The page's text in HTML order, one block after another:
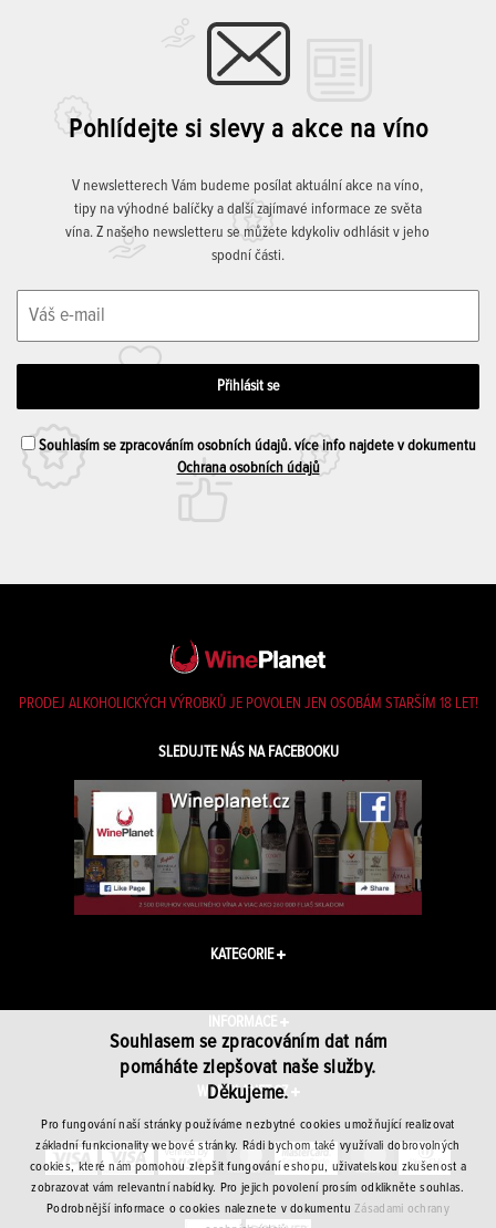
Pohlídejte si slevy a akce na víno
V newsletterech Vám budeme posílat aktuální akce na víno,
tipy na výhodné balíčky a další zajímavé informace ze světa
vína. Z našeho newsletteru se můžete kdykoliv odhlásit v jeho
spodní části.
Souhlasím se zpracováním osobních údajů. více info najdete v dokumentu
Ochrana osobních údajů
PRODEJ ALKOHOLICKÝCH VÝROBKŮ JE POVOLEN JEN OSOBÁM STARŠÍM 18 LET!
SLEDUJTE NÁS NA FACEBOOKU
KATEGORIE
INFORMACE
WINEPLANET.CZ
Souhlasem se zpracováním dat nám
pomáháte zlepšovat naše služby.
Děkujeme.
Pro fungování naší stránky používáme nezbytné cookies umožňující realizovat
základní funkcionality webové stránky. Rádi bychom také využívali dobrovolných
cookies, které nám pomohou zlepšit fungování eshopu, uživatelskou zkušenost a
zobrazovat vám relevantní nabídky. Pro jejich povolení prosím odklikněte souhlas.
Podrobnější informace o cookies naleznete v dokumentuZásadami ochrany